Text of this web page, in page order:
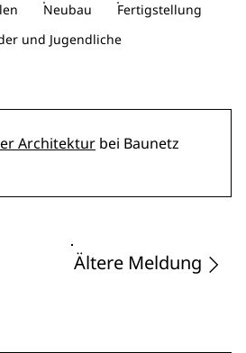
Neubau
Fertigstellung
und Jugendliche
Architektur bei Baunetz
Ältere Meldung